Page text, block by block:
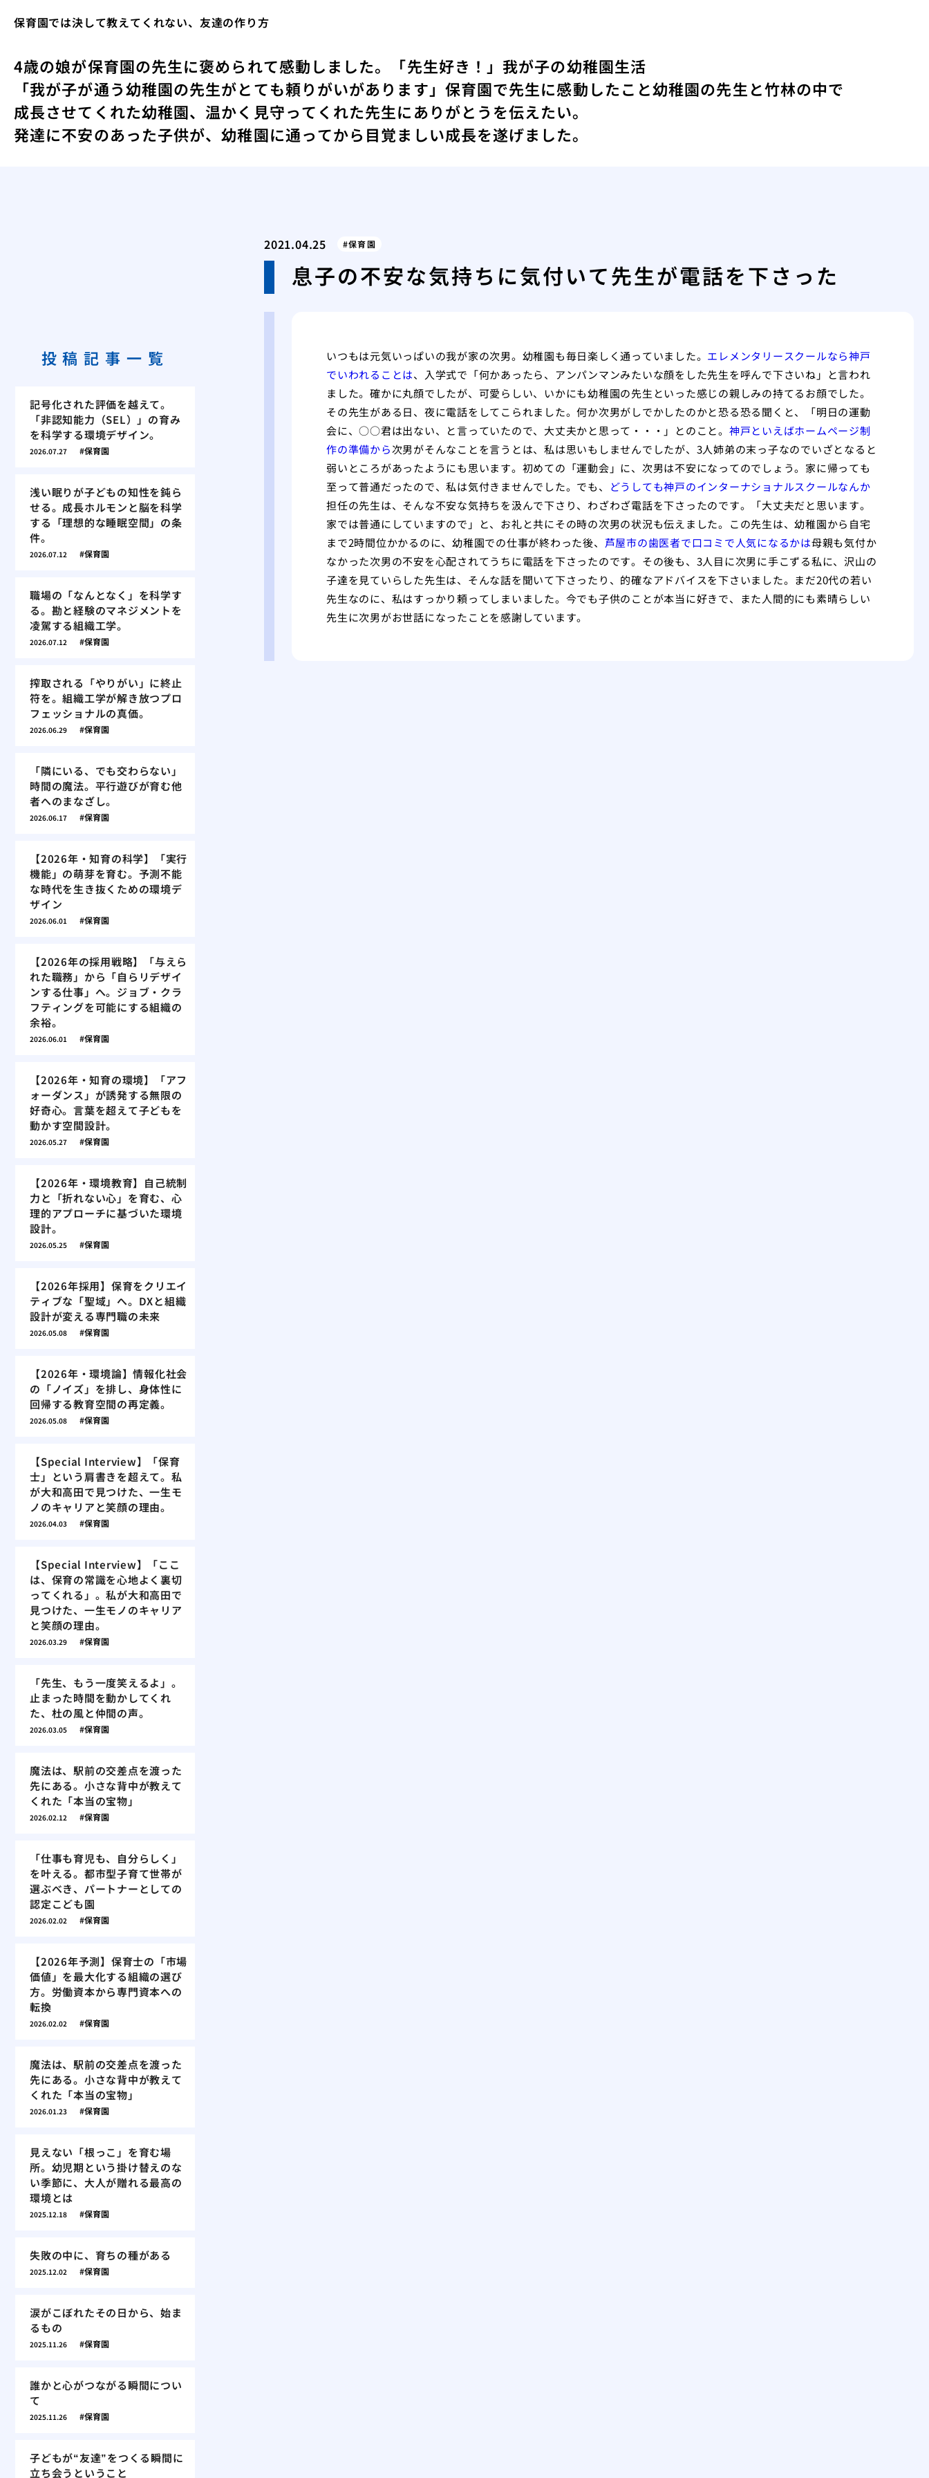
保育園では決して教えてくれない、友達の作り方
4歳の娘が保育園の先生に褒められて感動しました。
「先生好き！」我が子の幼稚園生活
「我が子が通う幼稚園の先生がとても頼りがいがあります」 保育園で先生に感動したこと幼稚園の先生と竹林の中で
成長させてくれた幼稚園、温かく見守ってくれた先生にありがとうを伝えたい。
発達に不安のあった子供が、幼稚園に通ってから目覚ましい成長を遂げました。
2021.04.25 保育園
息子の不安な気持ちに気付いて先生が電話を下さった
いつもは元気いっぱいの我が家の次男。幼稚園も毎日楽しく通っていました。 エレメンタリースクールなら神戸
でいわれることは、入学式で「何かあったら、アンパンマンみたいな顔をした先生を呼んで下さいね」と言われ
ました。確かに丸顔でしたが、可愛らしい、いかにも幼稚園の先生といった感じの親しみの持てるお顔でした。
その先生がある日、夜に電話をしてこられました。何か次男がしでかしたのかと恐る恐る聞くと、「明日の運動
会に、○○君は出ない、と言っていたので、大丈夫かと思って・・・」とのこと。 神戸といえばホームページ制
作の準備から次男がそんなことを言うとは、私は思いもしませんでしたが、3人姉弟の末っ子なのでいざとなると
弱いところがあったようにも思います。初めての「運動会」に、次男は不安になってのでしょう。家に帰っても
至って普通だったので、私は気付きませんでした。でも、
どうしても神戸のインターナショナルスクールなんか
担任の先生は、そんな不安な気持ちを汲んで下さり、わざわざ電話を下さったのです。「大丈夫だと思います。
家では普通にしていますので」と、お礼と共にその時の次男の状況も伝えました。この先生は、幼稚園から自宅
まで2時間位かかるのに、幼稚園での仕事が終わった後、 芦屋市の歯医者で口コミで人気になるかは母親も気付か
なかった次男の不安を心配されてうちに電話を下さったのです。その後も、3人目に次男に手こずる私に、沢山の
子達を見ていらした先生は、そんな話を聞いて下さったり、的確なアドバイスを下さいました。まだ20代の若い
先生なのに、私はすっかり頼ってしまいました。今でも子供のことが本当に好きで、また人間的にも素晴らしい
先生に次男がお世話になったことを感謝しています。
投稿記事一覧
記号化された評価を越えて。
「非認知能力（SEL）」の育み
を科学する環境デザイン。
2026.07.27 保育園
浅い眠りが子どもの知性を鈍ら
せる。成長ホルモンと脳を科学
する「理想的な睡眠空間」の条
件。
2026.07.12 保育園
職場の「なんとなく」を科学す
る。勘と経験のマネジメントを
凌駕する組織工学。
2026.07.12 保育園
搾取される「やりがい」に終止
符を。組織工学が解き放つプロ
フェッショナルの真価。
2026.06.29 保育園
「隣にいる、でも交わらない」
時間の魔法。平行遊びが育む他
者へのまなざし。
2026.06.17 保育園
【2026年・知育の科学】「実行
機能」の萌芽を育む。予測不能
な時代を生き抜くための環境デ
ザイン
2026.06.01 保育園
【2026年の採用戦略】「与えら
れた職務」から「自らリデザイ
ンする仕事」へ。ジョブ・クラ
フティングを可能にする組織の
余裕。
2026.06.01 保育園
【2026年・知育の環境】「アフ
ォーダンス」が誘発する無限の
好奇心。言葉を超えて子どもを
動かす空間設計。
2026.05.27 保育園
【2026年・環境教育】自己統制
力と「折れない心」を育む、心
理的アプローチに基づいた環境
設計。
2026.05.25 保育園
【2026年採用】保育をクリエイ
ティブな「聖域」へ。DXと組織
設計が変える専門職の未来
2026.05.08 保育園
【2026年・環境論】情報化社会
の「ノイズ」を排し、身体性に
回帰する教育空間の再定義。
2026.05.08 保育園
【Special Interview】「保育
士」という肩書きを超えて。私
が大和高田で見つけた、一生モ
ノのキャリアと笑顔の理由。
2026.04.03 保育園
【Special Interview】「ここ
は、保育の常識を心地よく裏切
ってくれる」。私が大和高田で
見つけた、一生モノのキャリア
と笑顔の理由。
2026.03.29 保育園
「先生、もう一度笑えるよ」。
止まった時間を動かしてくれ
た、杜の風と仲間の声。
2026.03.05 保育園
魔法は、駅前の交差点を渡った
先にある。小さな背中が教えて
くれた「本当の宝物」
2026.02.12 保育園
「仕事も育児も、自分らしく」
を叶える。都市型子育て世帯が
選ぶべき、パートナーとしての
認定こども園
2026.02.02 保育園
【2026年予測】保育士の「市場
価値」を最大化する組織の選び
方。労働資本から専門資本への
転換
2026.02.02 保育園
魔法は、駅前の交差点を渡った
先にある。小さな背中が教えて
くれた「本当の宝物」
2026.01.23 保育園
見えない「根っこ」を育む場
所。幼児期という掛け替えのな
い季節に、大人が贈れる最高の
環境とは
2025.12.18 保育園
失敗の中に、育ちの種がある
2025.12.02 保育園
涙がこぼれたその日から、始ま
るもの
2025.11.26 保育園
誰かと心がつながる瞬間につい
て
2025.11.26 保育園
子どもが“友達”をつくる瞬間に
立ち会うということ